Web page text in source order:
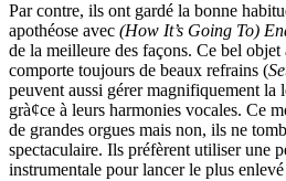
Par contre, ils ont gardé la bonne
apothéose avec (How It’s Going To)
de la meilleure des façons. Ce bel
comporte toujours de beaux refrains (
peuvent aussi gérer magnifiquement la
grà¢ce à leurs harmonies vocales. Ce
de grandes orgues mais non, ils ne
spectaculaire. Ils préfèrent utiliser une
instrumentale pour lancer le plus enlevé